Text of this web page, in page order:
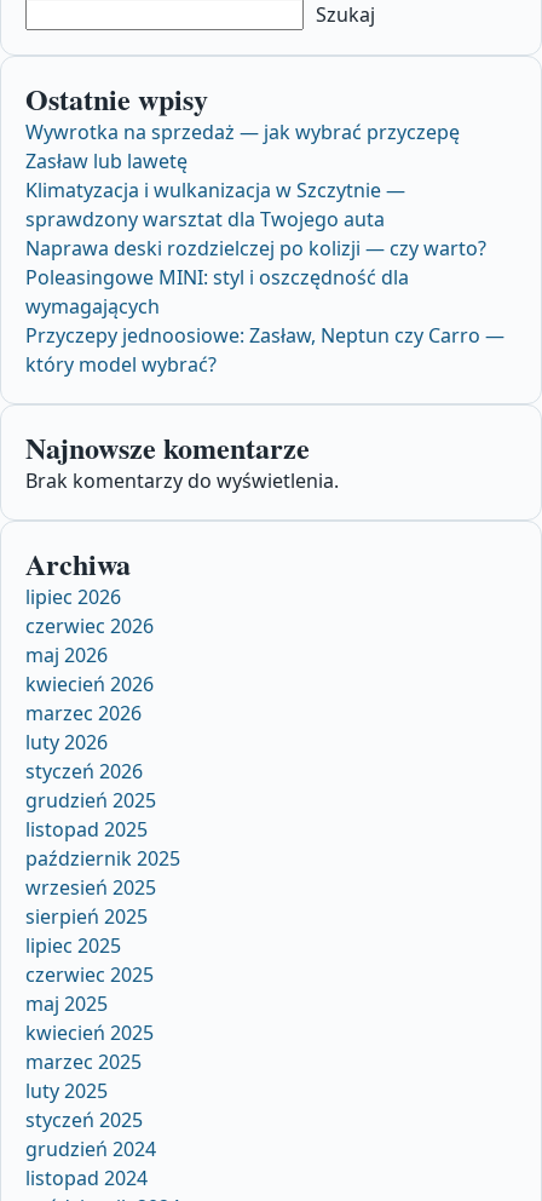
Szukaj
Ostatnie wpisy
Wywrotka na sprzedaż — jak wybrać przyczepę
Zasław lub lawetę
Klimatyzacja i wulkanizacja w Szczytnie —
sprawdzony warsztat dla Twojego auta
Naprawa deski rozdzielczej po kolizji — czy warto?
Poleasingowe MINI: styl i oszczędność dla
wymagających
Przyczepy jednoosiowe: Zasław, Neptun czy Carro —
który model wybrać?
Najnowsze komentarze
Brak komentarzy do wyświetlenia.
Archiwa
lipiec 2026
czerwiec 2026
maj 2026
kwiecień 2026
marzec 2026
luty 2026
styczeń 2026
grudzień 2025
listopad 2025
październik 2025
wrzesień 2025
sierpień 2025
lipiec 2025
czerwiec 2025
maj 2025
kwiecień 2025
marzec 2025
luty 2025
styczeń 2025
grudzień 2024
listopad 2024